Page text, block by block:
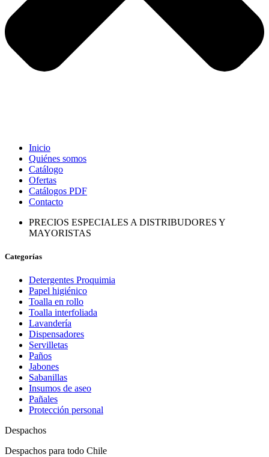
Inicio
Quiénes somos
Catálogo
Ofertas
Catálogos PDF
Contacto
PRECIOS ESPECIALES A DISTRIBUDORES Y
MAYORISTAS
Categorías
Detergentes Proquimia
Papel higiénico
Toalla en rollo
Toalla interfoliada
Lavandería
Dispensadores
Servilletas
Paños
Jabones
Sabanillas
Insumos de aseo
Pañales
Protección personal
Despachos
Despachos para todo Chile